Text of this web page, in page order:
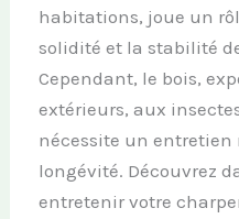
habitations, joue un
solidité et la stabilité
Cependant, le bois,
extérieurs, aux
nécessite un entretien
longévité. Découvrez
entretenir votre